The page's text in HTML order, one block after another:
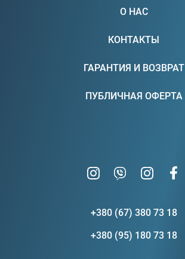
О НАС
КОНТАКТЫ
ГАРАНТИЯ И ВОЗВРАТ
ПУБЛИЧНАЯ ОФЕРТА
+380 (67) 380 73 18
+380 (95) 180 73 18